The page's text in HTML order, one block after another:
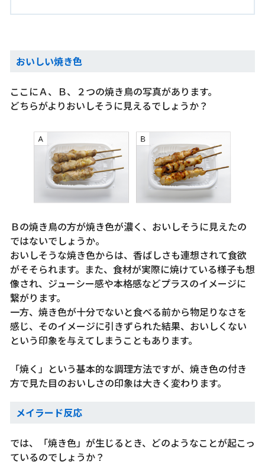
おいしい焼き色
ここにＡ、Ｂ、２つの焼き鳥の写真があります。
どちらがよりおいしそうに見えるでしょうか？
Ｂの焼き鳥の方が焼き色が濃く、おいしそうに見えたの
ではないでしょうか。
おいしそうな焼き色からは、香ばしさも連想されて食欲
がそそられます。また、食材が実際に焼けている様子も想
像され、ジューシー感や本格感などプラスのイメージに
繋がります。
一方、焼き色が十分でないと食べる前から物足りなさを
感じ、そのイメージに引きずられた結果、おいしくない
という印象を与えてしまうこともあります。
「焼く」という基本的な調理方法ですが、焼き色の付き
方で見た目のおいしさの印象は大きく変わります。
メイラード反応
では、「焼き色」が生じるとき、どのようなことが起こっ
ているのでしょうか？